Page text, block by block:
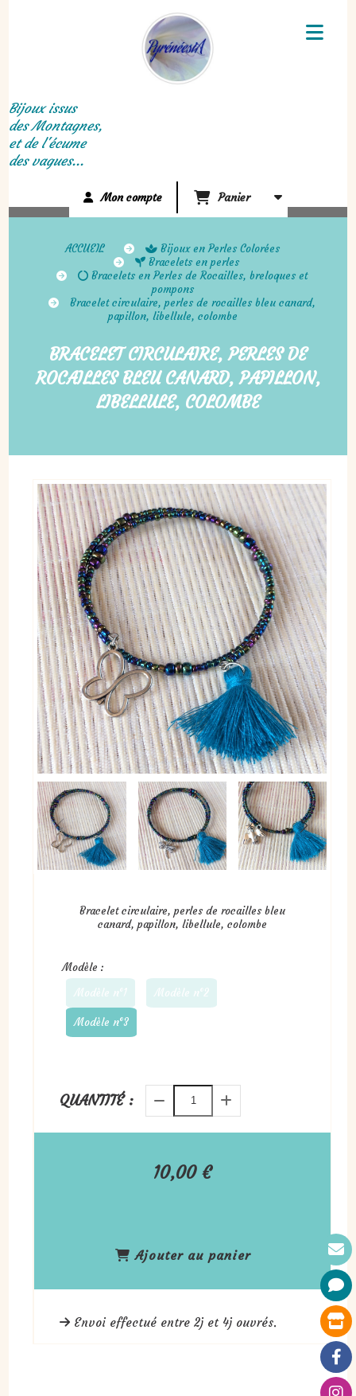
Bijoux issus
des Montagnes,
et de l'écume
des vagues...
Mon compte Panier
ACCUEIL
Bijoux en Perles Colorées
Bracelets en perles
Bracelets en Perles de Rocailles, breloques et
pompons
Bracelet circulaire, perles de rocailles bleu canard,
papillon, libellule, colombe
BRACELET CIRCULAIRE, PERLES DE
ROCAILLES BLEU CANARD, PAPILLON,
LIBELLULE, COLOMBE
Bracelet circulaire, perles de rocailles bleu
canard, papillon, libellule, colombe
Modèle :
Modèle n°1
Modèle n°2
Modèle n°3
10,00€
QUANTITÉ :
Ajouter au panier
Envoi effectué entre 2j et 4j ouvrés.